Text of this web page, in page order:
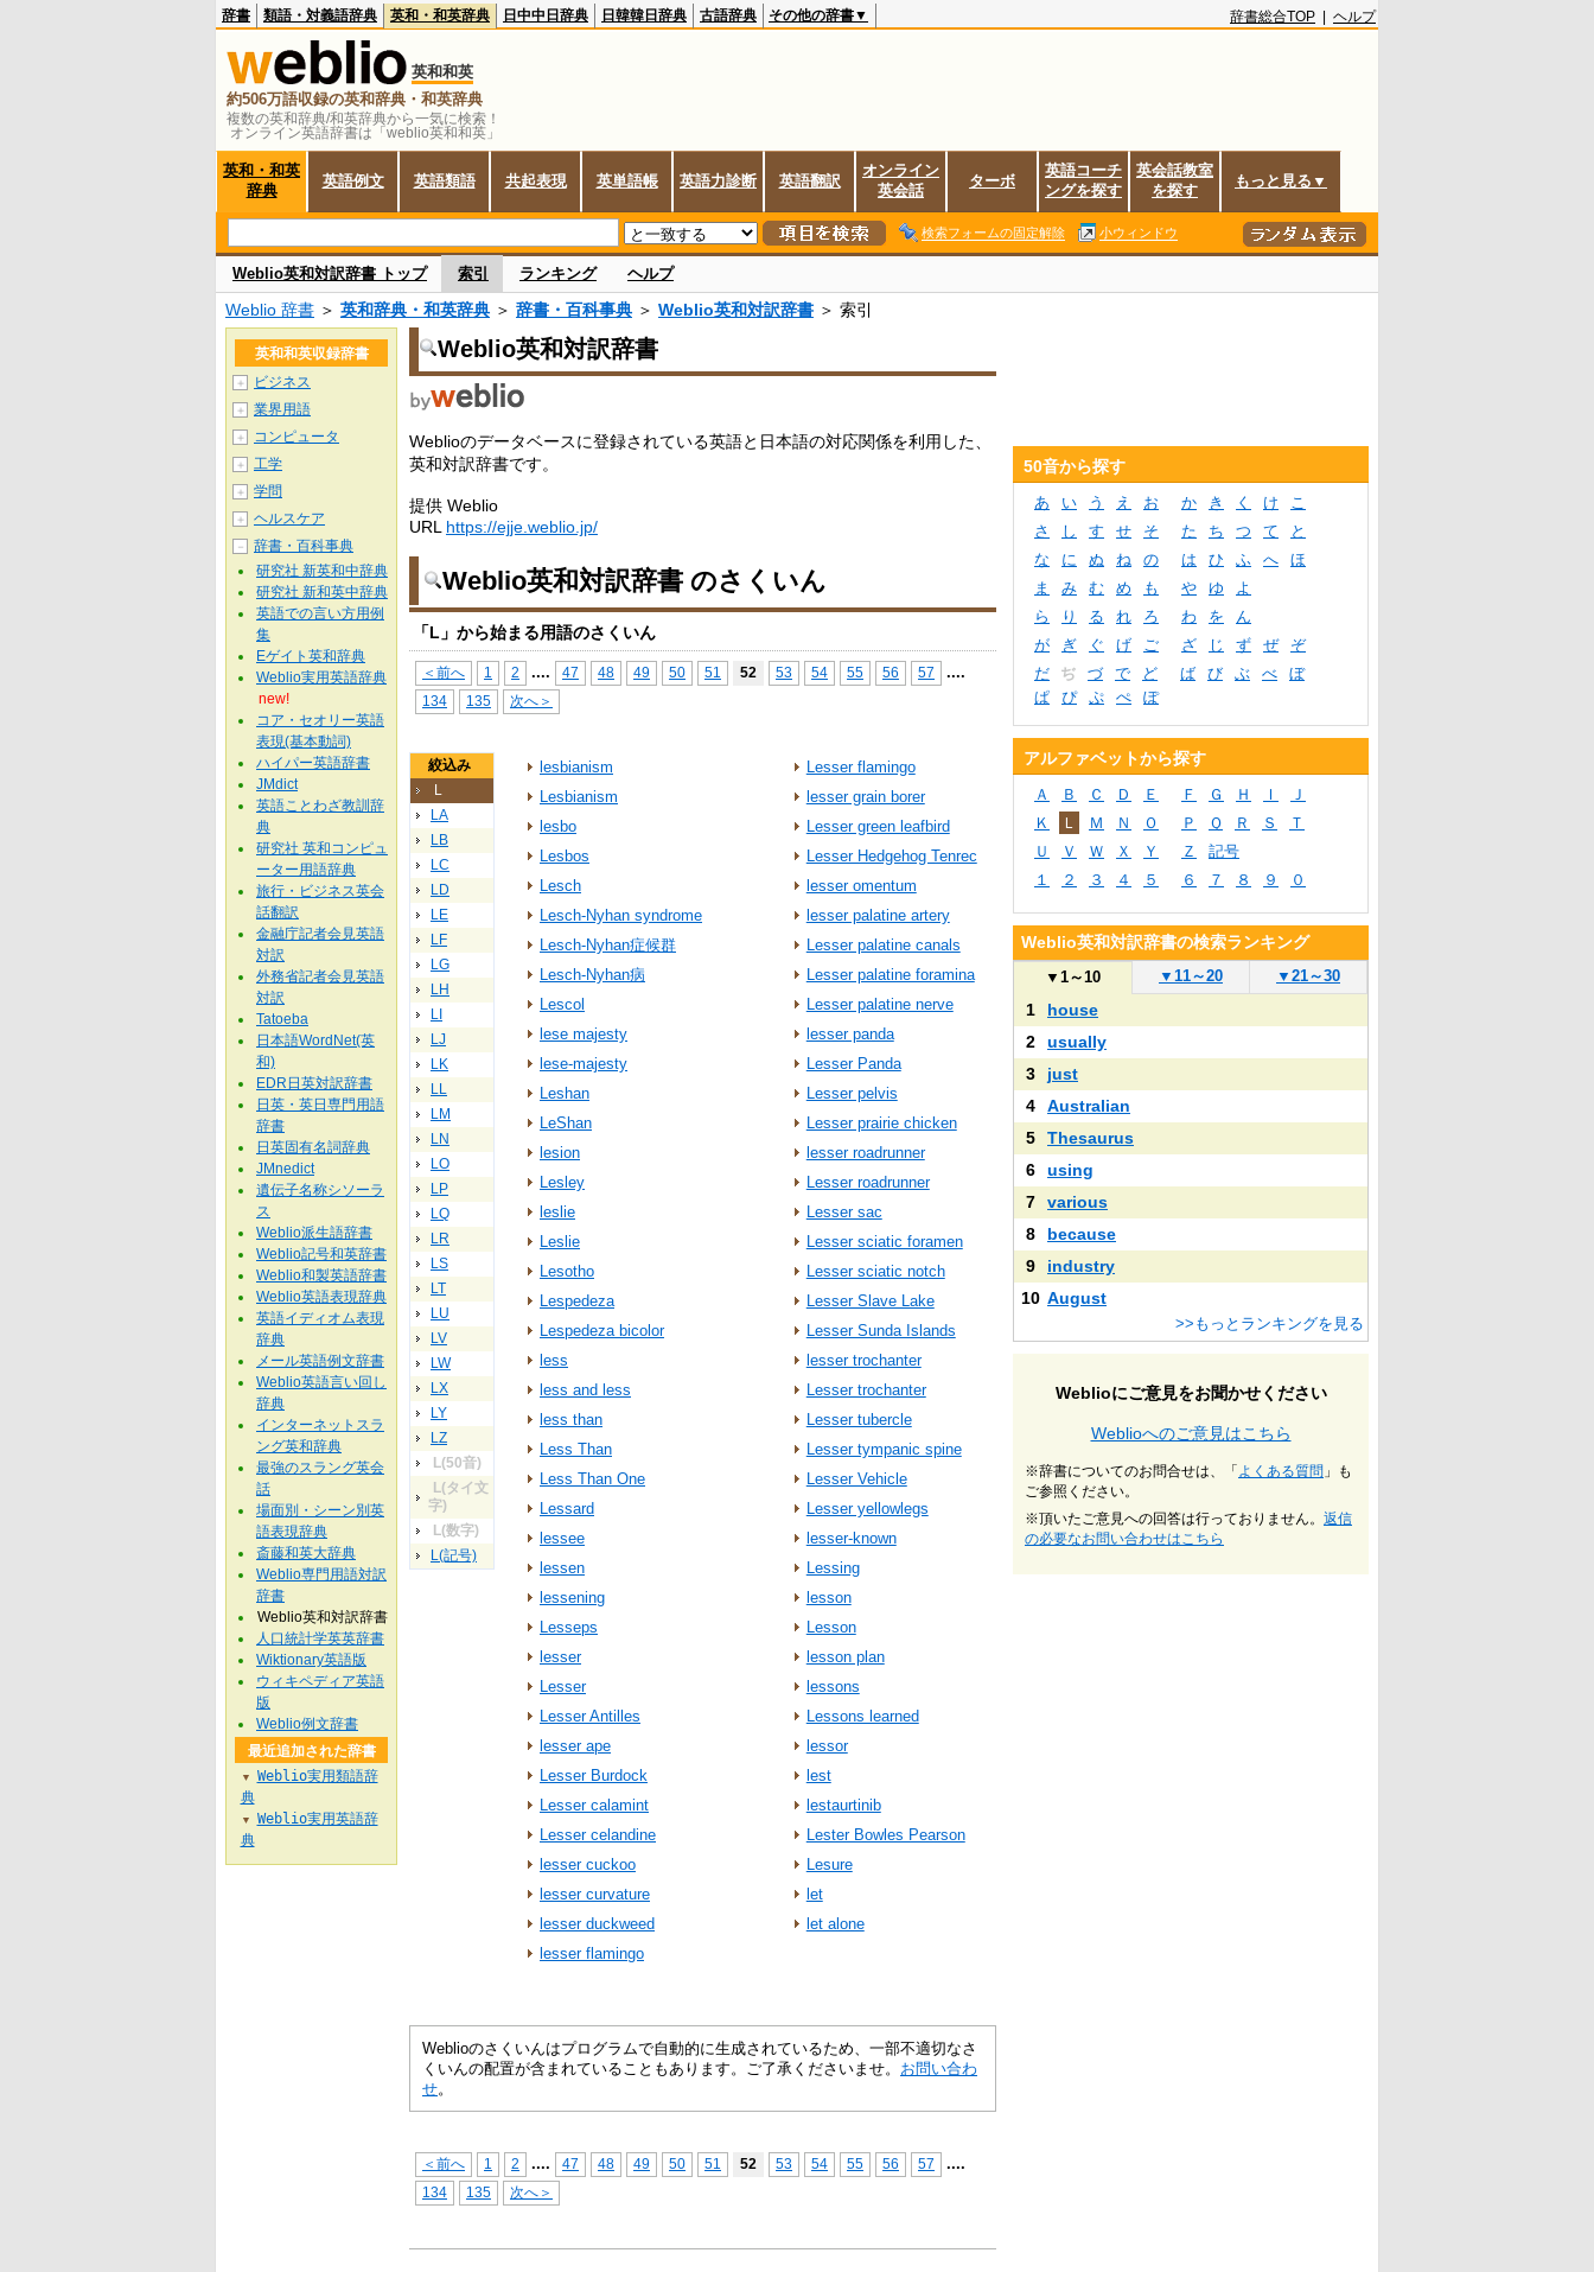
複数の英和辞典/和英辞典から一気に検索！
オンライン英語辞書は「weblio英和和英」
辞書 類語・対義語辞典 英和・和英辞典 日中中日辞典 日韓韓日辞典 古語辞典 その他の辞書▼ 辞書総合TOP ヘルプ
英和和英
約506万語収録の英和辞典・和英辞典
英和・和英
辞典
英語例文 英語類語 共起表現 英単語帳 英語力診断 英語翻訳
オンライン
英会話
ターボ
英語コーチ
ングを探す
英会話教室
を探す
もっと見る▼
検索フォームの固定解除 小ウィンドウ
Weblio英和対訳辞書 トップ 索引 ランキング ヘルプ
Weblio 辞書 ＞ 英和辞典・和英辞典 ＞ 辞書・百科事典 ＞ Weblio英和対訳辞書 ＞ 索引
Weblio英和対訳辞書
Weblioのデータベースに登録されている英語と日本語の対応関係を利用した、
英和対訳辞書です。
提供 Weblio
URL https://ejje.weblio.jp/
Weblio英和対訳辞書 のさくいん
「L」から始まる用語のさくいん
＜前へ 1 2 .... 47 48 49 50 51 52 53 54 55 56 57 ....
134 135 次へ＞
絞込み
L
LA
LB
LC
LD
LE
LF
LG
LH
LI
LJ
LK
LL
LM
LN
LO
LP
LQ
LR
LS
LT
LU
LV
LW
LX
LY
LZ
L(50音)
L(タイ文
字)
L(数字)
L(記号)
lesbianism
Lesbianism
lesbo
Lesbos
Lesch
Lesch-Nyhan syndrome
Lesch-Nyhan症候群
Lesch-Nyhan病
Lescol
lese majesty
lese-majesty
Leshan
LeShan
lesion
Lesley
leslie
Leslie
Lesotho
Lespedeza
Lespedeza bicolor
less
less and less
less than
Less Than
Less Than One
Lessard
lessee
lessen
lessening
Lesseps
lesser
Lesser
Lesser Antilles
lesser ape
Lesser Burdock
Lesser calamint
Lesser celandine
lesser cuckoo
lesser curvature
lesser duckweed
lesser flamingo
Lesser flamingo
lesser grain borer
Lesser green leafbird
Lesser Hedgehog Tenrec
lesser omentum
lesser palatine artery
Lesser palatine canals
Lesser palatine foramina
Lesser palatine nerve
lesser panda
Lesser Panda
Lesser pelvis
Lesser prairie chicken
lesser roadrunner
Lesser roadrunner
Lesser sac
Lesser sciatic foramen
Lesser sciatic notch
Lesser Slave Lake
Lesser Sunda Islands
lesser trochanter
Lesser trochanter
Lesser tubercle
Lesser tympanic spine
Lesser Vehicle
Lesser yellowlegs
lesser‐known
Lessing
lesson
Lesson
lesson plan
lessons
Lessons learned
lessor
lest
lestaurtinib
Lester Bowles Pearson
Lesure
let
let alone
Weblioのさくいんはプログラムで自動的に生成されているため、一部不適切なさ
くいんの配置が含まれていることもあります。ご了承くださいませ。 お問い合わ
せ。
＜前へ 1 2 .... 47 48 49 50 51 52 53 54 55 56 57 ....
134 135 次へ＞
英和和英収録辞書
＋ ビジネス
＋ 業界用語
＋ コンピュータ
＋ 工学
＋ 学問
＋ ヘルスケア
－
辞書・百科事典
研究社 新英和中辞典
研究社 新和英中辞典
英語での言い方用例
集
Eゲイト英和辞典
Weblio実用英語辞典
new!
コア・セオリー英語
表現(基本動詞)
ハイパー英語辞書
JMdict
英語ことわざ教訓辞
典
研究社 英和コンピュ
ーター用語辞典
旅行・ビジネス英会
話翻訳
金融庁記者会見英語
対訳
外務省記者会見英語
対訳
Tatoeba
日本語WordNet(英
和)
EDR日英対訳辞書
日英・英日専門用語
辞書
日英固有名詞辞典
JMnedict
遺伝子名称シソーラ
ス
Weblio派生語辞書
Weblio記号和英辞書
Weblio和製英語辞書
Weblio英語表現辞典
英語イディオム表現
辞典
メール英語例文辞書
Weblio英語言い回し
辞典
インターネットスラ
ング英和辞典
最強のスラング英会
話
場面別・シーン別英
語表現辞典
斎藤和英大辞典
Weblio専門用語対訳
辞書
Weblio英和対訳辞書
人口統計学英英辞書
Wiktionary英語版
ウィキペディア英語
版
Weblio例文辞書
最近追加された辞書
▼
Weblio実用類語辞
典
▼
Weblio実用英語辞
典
50音から探す
あ い う え お か き く け
こ
さ
し す せ そ た ち つ て
と
な
に ぬ ね の は ひ ふ へ
ほ
ま
み む め も や ゆ
よ
ら
り る れ ろ わ を
ん
が
ぎ ぐ げ ご ざ じ ず ぜ
ぞ
だ
ぢ づ で ど ば び ぶ べ
ぼ
ぱ
ぴ ぷ ぺ ぽ
アルファベットから探す
Ａ Ｂ Ｃ Ｄ Ｅ Ｆ Ｇ Ｈ Ｉ
Ｊ
Ｋ
Ｌ Ｍ Ｎ Ｏ Ｐ Ｑ Ｒ Ｓ
Ｔ
Ｕ
Ｖ Ｗ Ｘ Ｙ Ｚ
記号
１
２ ３ ４ ５ ６ ７ ８ ９ ０
Weblio英和対訳辞書の検索ランキング
▼ 1～10 ▼ 11～20 ▼ 21～30
1
house
2
usually
3
just
4
Australian
5
Thesaurus
6
using
7
various
8
because
9
industry
10 August
>>もっとランキングを見る
Weblioにご意見をお聞かせください
Weblioへのご意見はこちら
※辞書についてのお問合せは、「 よくある質問 」も
ご参照ください。
※頂いたご意見への回答は行っておりません。 返信
の必要なお問い合わせはこちら